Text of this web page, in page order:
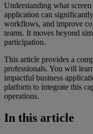
Understanding what
application can
workflows, and improve
teams. It moves beyond
participation.
This article provides a
professionals. You will
impactful business
platform to integrate this
operations.
In this article